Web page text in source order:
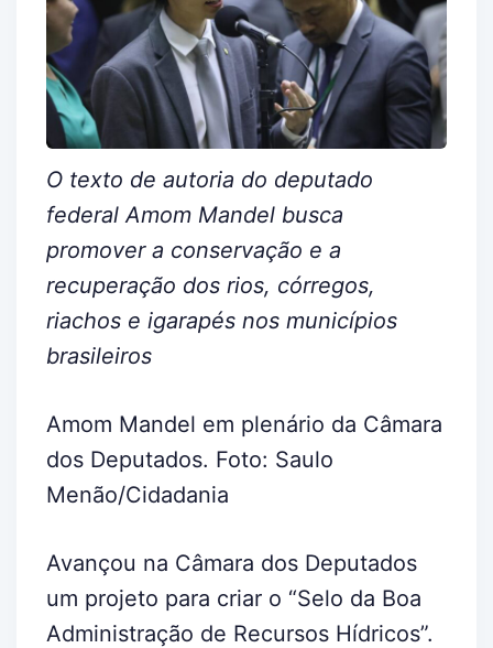
O texto de autoria do deputado
federal Amom Mandel busca
promover a conservação e a
recuperação dos rios, córregos,
riachos e igarapés nos municípios
brasileiros
Amom Mandel em plenário da Câmara
dos Deputados. Foto: Saulo
Menão/Cidadania
Avançou na Câmara dos Deputados
um projeto para criar o “Selo da Boa
Administração de Recursos Hídricos”.